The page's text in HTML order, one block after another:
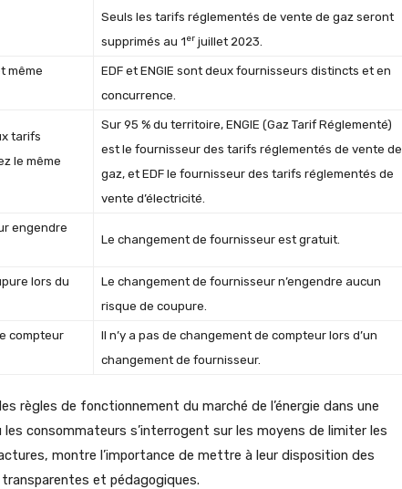
Seuls les tarifs réglementés de vente de gaz seront
supprimés au 1er juillet 2023.
même
EDF et ENGIE sont deux fournisseurs distincts et en
concurrence.
tarifs
le même
Sur 95 % du territoire, ENGIE (Gaz Tarif Réglementé)
est le fournisseur des tarifs réglementés de vente de
gaz, et EDF le fournisseur des tarifs réglementés de
vente d’électricité.
engendre
Le changement de fournisseur est gratuit.
lors du
Le changement de fournisseur n’engendre aucun
risque de coupure.
compteur
Il n’y a pas de changement de compteur lors d’un
changement de fournisseur.
règles de fonctionnement du marché de l’énergie dans une
consommateurs s’interrogent sur les moyens de limiter les
montre l’importance de mettre à leur disposition des
et pédagogiques.